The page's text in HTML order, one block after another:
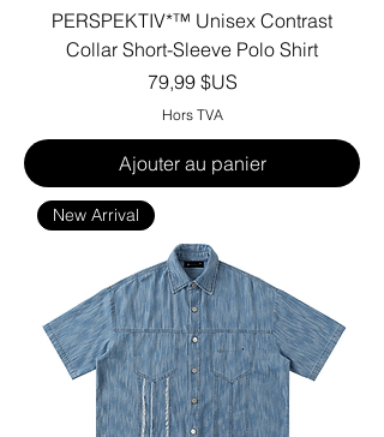
PERSPEKTIV*™️ Unisex Contrast
Collar Short-Sleeve Polo Shirt
Prix
79,99 $US
Hors TVA
Ajouter au panier
New Arrival